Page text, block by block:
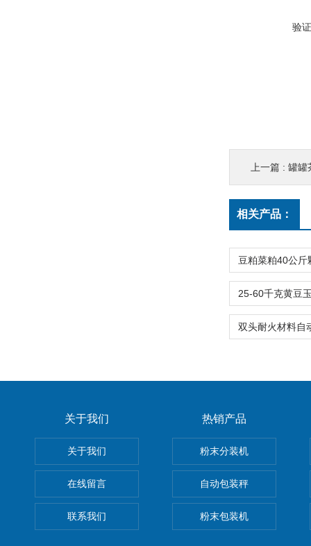
验
上一篇 : 罐罐
相关产品：
关于我们
关于我们
在线留言
联系我们
热销产品
粉末分装机
自动包装秤
粉末包装机